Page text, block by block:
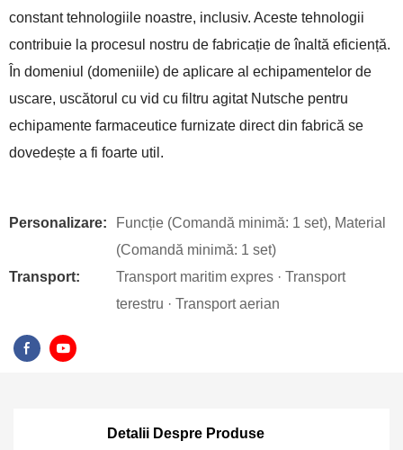
constant tehnologiile noastre, inclusiv. Aceste tehnologii
contribuie la procesul nostru de fabricație de înaltă eficiență.
În domeniul (domeniile) de aplicare al echipamentelor de
uscare, uscătorul cu vid cu filtru agitat Nutsche pentru
echipamente farmaceutice furnizate direct din fabrică se
dovedește a fi foarte util.
Personalizare:
Funcție (Comandă minimă: 1 set), Material
(Comandă minimă: 1 set)
Transport:
Transport maritim expres · Transport
terestru · Transport aerian
Detalii Despre Produse